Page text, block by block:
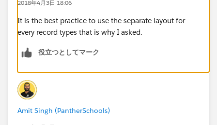
2018年4月3日 18:06
It is the best practice to use the separate layout for
every record types that is why I asked.
役立つとしてマーク
Amit Singh (PantherSchools)